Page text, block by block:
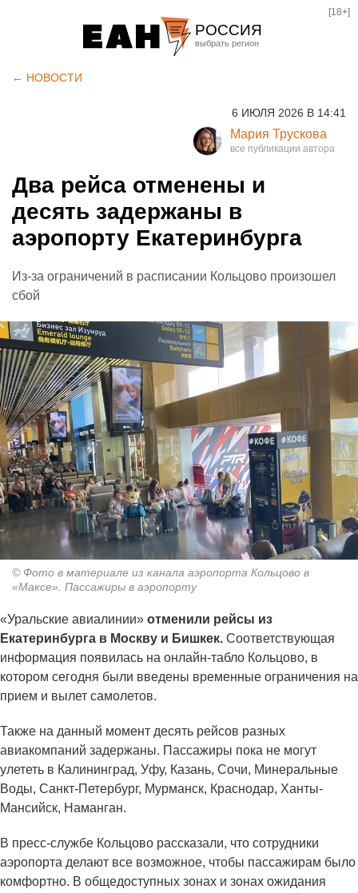
РОССИЯ
Курган
Оренбург
[18+]
← НОВОСТИ
6 ИЮЛЯ 2026 В 14:41
Мария Трускова
Два рейса отменены и
десять задержаны в
аэропорту Екатеринбурга
Из-за ограничений в расписании Кольцово произошел
сбой
© Фото в материале из канала аэропорта Кольцово в
«Максе». Пассажиры в аэропорту
«Уральские авиалинии» отменили рейсы из
Екатеринбурга в Москву и Бишкек. Соответствующая
информация появилась на онлайн-табло Кольцово, в
котором сегодня были введены временные ограничения на
прием и вылет самолетов.
Также на данный момент десять рейсов разных
авиакомпаний задержаны. Пассажиры пока не могут
улететь в Калининград, Уфу, Казань, Сочи, Минеральные
Воды, Санкт-Петербург, Мурманск, Краснодар, Ханты-
Мансийск, Наманган.
В пресс-службе Кольцово рассказали, что сотрудники
аэропорта делают все возможное, чтобы пассажирам было
комфортно. В общедоступных зонах и зонах ожидания